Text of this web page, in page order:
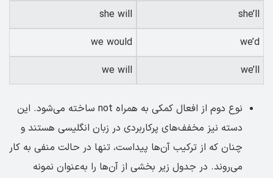
she’ll
she will
we’d
we would
we’ll
we will
نوع دوم از افعال کمکی به همراه not ساخته می‌شود. این
دسته نیز مخفف‌های پرکاربردی در زبان انگلیسی هستند و
چنان که از ترکیب آن‌ها پیداست، تنها در حالت منفی به کار
می‌روند. در جدول زیر بخشی از آن‌ها را به‌عنوان نمونه